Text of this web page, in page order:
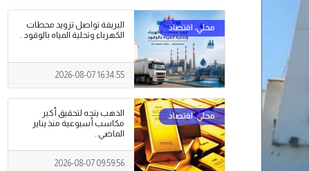
البريقة تواصل تزويد محطات
الكهرباء وتحلية المياه بالوقود .
2026-08-07 16:34:55
الذهب يتجه لتحقيق أكبر
مكاسب أسبوعية منذ يناير
الماضي .
2026-08-07 09:59:56